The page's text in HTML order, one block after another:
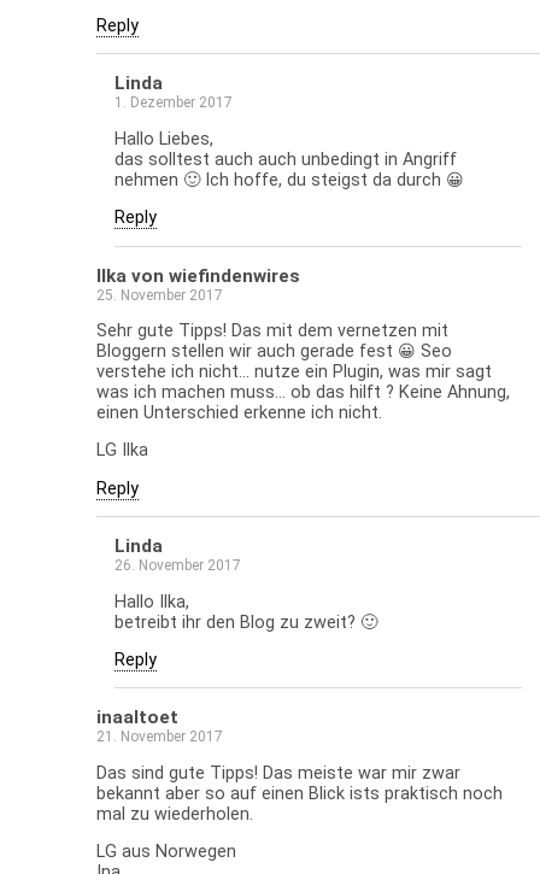
Reply
Linda
1. Dezember 2017
Hallo Liebes,
das solltest auch auch unbedingt in Angriff
nehmen 🙂 Ich hoffe, du steigst da durch 😀
Reply
Ilka von wiefindenwires
25. November 2017
Sehr gute Tipps! Das mit dem vernetzen mit
Bloggern stellen wir auch gerade fest 😀 Seo
verstehe ich nicht… nutze ein Plugin, was mir sagt
was ich machen muss… ob das hilft ? Keine Ahnung,
einen Unterschied erkenne ich nicht.
LG Ilka
Reply
Linda
26. November 2017
Hallo Ilka,
betreibt ihr den Blog zu zweit? 🙂
Reply
inaaltoet
21. November 2017
Das sind gute Tipps! Das meiste war mir zwar
bekannt aber so auf einen Blick ists praktisch noch
mal zu wiederholen.
LG aus Norwegen